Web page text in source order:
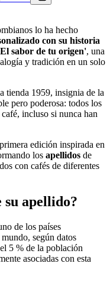
lo ha hecho
con su historia
El sabor de tu origen', una
y tradición en un solo
tienda 1959, insignia de la
pero poderosa: todos los
incluso si nunca han
edición inspirada en
los apellidos de
con cafés de diferentes
su apellido?
de los países
según datos
5 % de la población
asociadas con esta